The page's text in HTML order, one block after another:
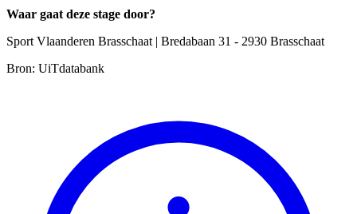
Waar gaat deze stage door?
Sport Vlaanderen Brasschaat | Bredabaan 31 - 2930 Brasschaat
Bron: UiTdatabank